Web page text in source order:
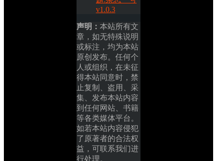
v1.0.3
声明： 本站所有文
章，如无特殊说明
或标注，均为本站
原创发布。任何个
人或组织，在未征
得本站同意时，禁
止复制、盗用、采
集、发布本站内容
到任何网站、书籍
等各类媒体平台。
如若本站内容侵犯
了原著者的合法权
益，可联系我们进
行处理。